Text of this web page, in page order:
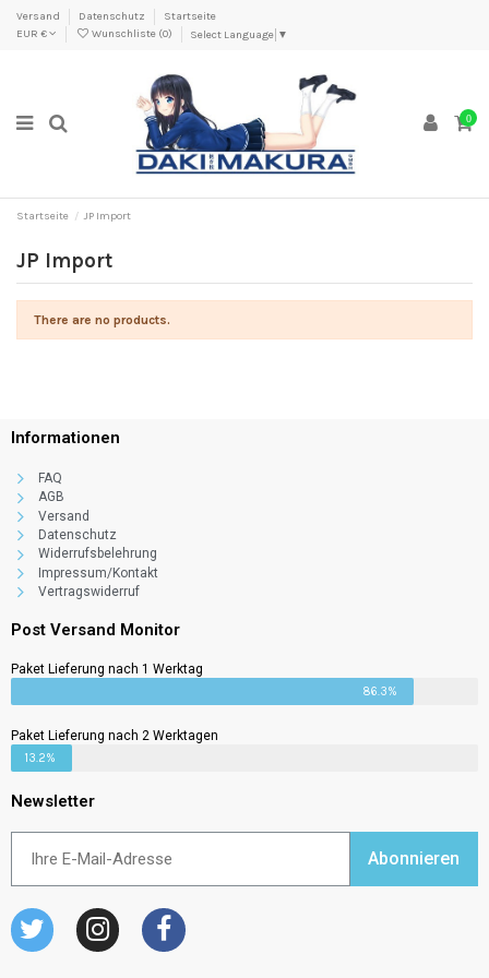
Versand Datenschutz
Startseite
EUR €
Wunschliste (0) Select Language ▼
0
Startseite JP Import
JP Import
There are no products.
Informationen
FAQ
AGB
Versand
Datenschutz
Widerrufsbelehrung
Impressum/Kontakt
Vertragswiderruf
Post Versand Monitor
Paket Lieferung nach 1 Werktag
86.3%
Paket Lieferung nach 2 Werktagen
13.2%
Newsletter
Abonnieren